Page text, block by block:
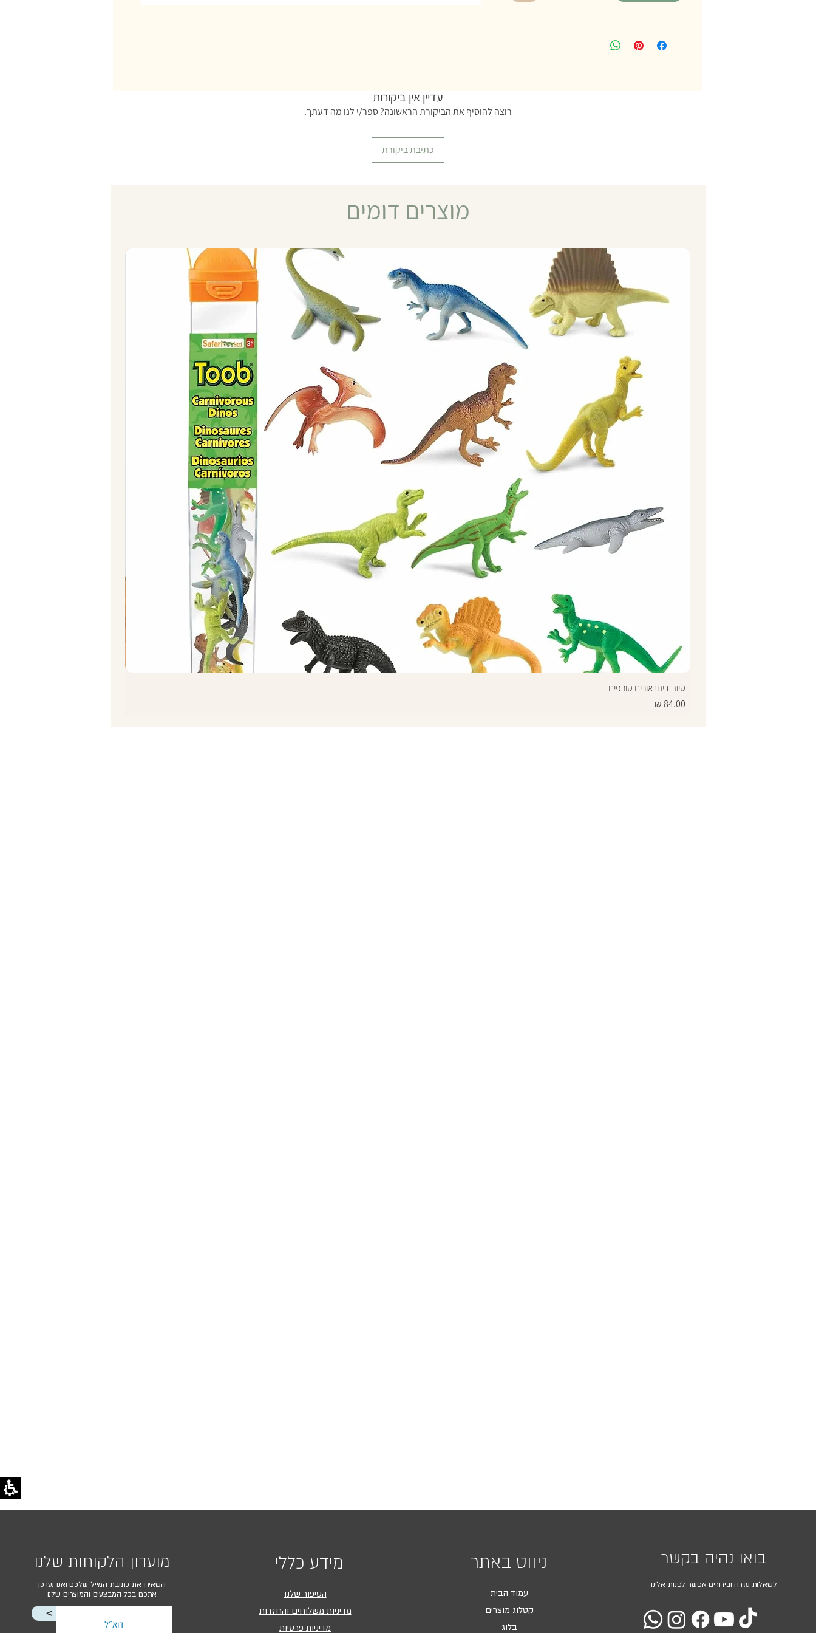
עדיין אין ביקורות
רוצה להוסיף את הביקורת הראשונה? ספר/י לנו מה דעתך.
כתיבת ביקורת
מוצרים דומים
טיוב דינוזאורים טורפים
מחיר
מועדון הלקוחות שלנו
השאירו את כתובת המייל שלכם ואנו נעדכן
אתכם בכל המבצעים והמוצרים שלנו
<
מידע כללי
הסיפור שלנו
מדיניות משלוחים והחזרות
מדיניות פרטיות
ניווט באתר
עמוד הבית
קטלוג מוצרים
בלוג
בואו נהיה בקשר
לשאלות עזרה ובירורים אפשר לפנות אלינו